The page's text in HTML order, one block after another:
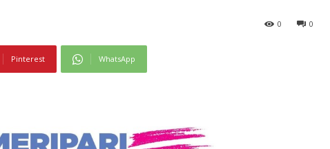
0
0
Pinterest WhatsApp